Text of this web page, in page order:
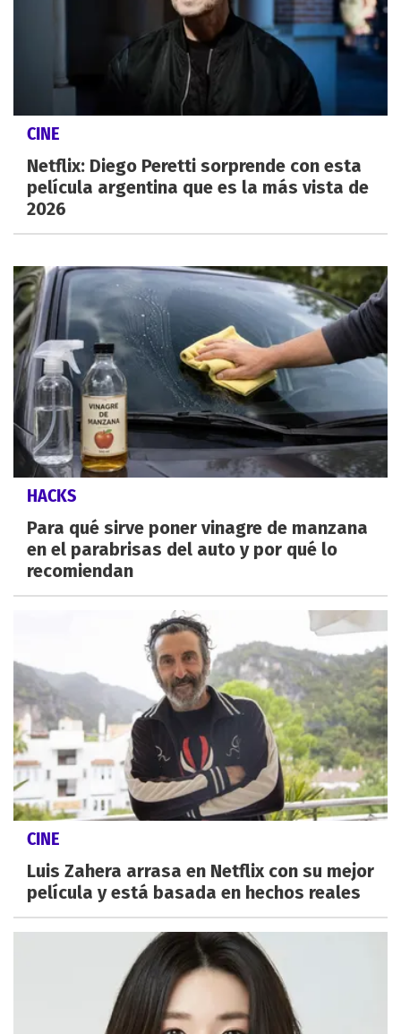
CINE
Netflix: Diego Peretti sorprende con esta
película argentina que es la más vista de
2026
HACKS
Para qué sirve poner vinagre de manzana
en el parabrisas del auto y por qué lo
recomiendan
CINE
Luis Zahera arrasa en Netflix con su mejor
película y está basada en hechos reales